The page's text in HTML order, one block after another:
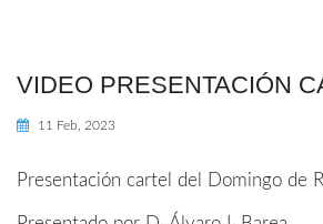
VIDEO PRESENTACIÓN
11 Feb, 2023
Presentación cartel del Domingo de